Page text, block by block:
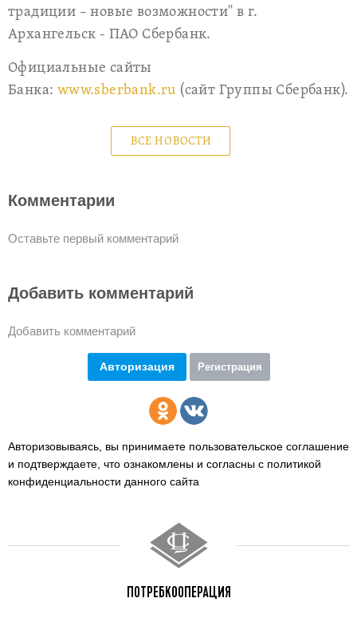
традиции – новые возможности" в г.
Архангельск - ПАО Сбербанк.
Официальные сайты
Банка: www.sberbank.ru (сайт Группы Сбербанк).
ВСЕ НОВОСТИ
Комментарии
Оставьте первый комментарий
Добавить комментарий
Добавить комментарий
Авторизация Регистрация
Авторизовываясь, вы принимаете пользовательское соглашение
и подтверждаете, что ознакомлены и согласны с политикой
конфиденциальности данного сайта
ПОТРЕБКООПЕРАЦИЯ